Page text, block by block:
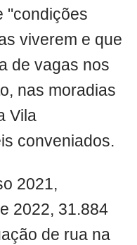
"condições
viverem e que
de vagas nos
nas moradias
Vila
conveniados.
2021,
2022, 31.884
de rua na